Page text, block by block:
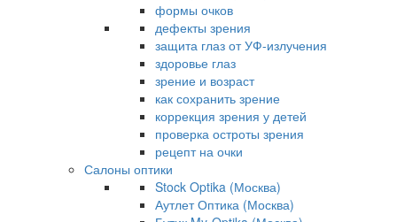
формы очков
дефекты зрения
защита глаз от УФ-излучения
здоровье глаз
зрение и возраст
как сохранить зрение
коррекция зрения у детей
проверка остроты зрения
рецепт на очки
Салоны оптики
Stock Optika (Москва)
Аутлет Оптика (Москва)